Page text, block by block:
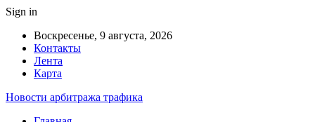
Sign in
Воскресенье, 9 августа, 2026
Контакты
Лента
Карта
Новости арбитража трафика